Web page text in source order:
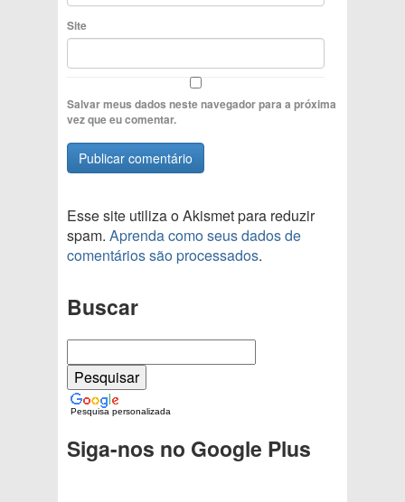
Site
Salvar meus dados neste navegador para a próxima
vez que eu comentar.
Esse site utiliza o Akismet para reduzir
spam. Aprenda como seus dados de
comentários são processados.
Buscar
Pesquisa personalizada
Siga-nos no Google Plus